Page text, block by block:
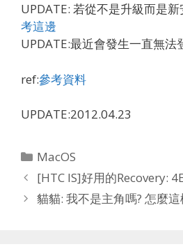
UPDATE: 若從不是升級而是
考這邊
UPDATE:最近會發生一直無法
ref:參考資料
UPDATE:2012.04.23
Categories
MacOS
[HTC IS]好用的Recovery:
貓貓: 我不是主角嗎? 怎麼